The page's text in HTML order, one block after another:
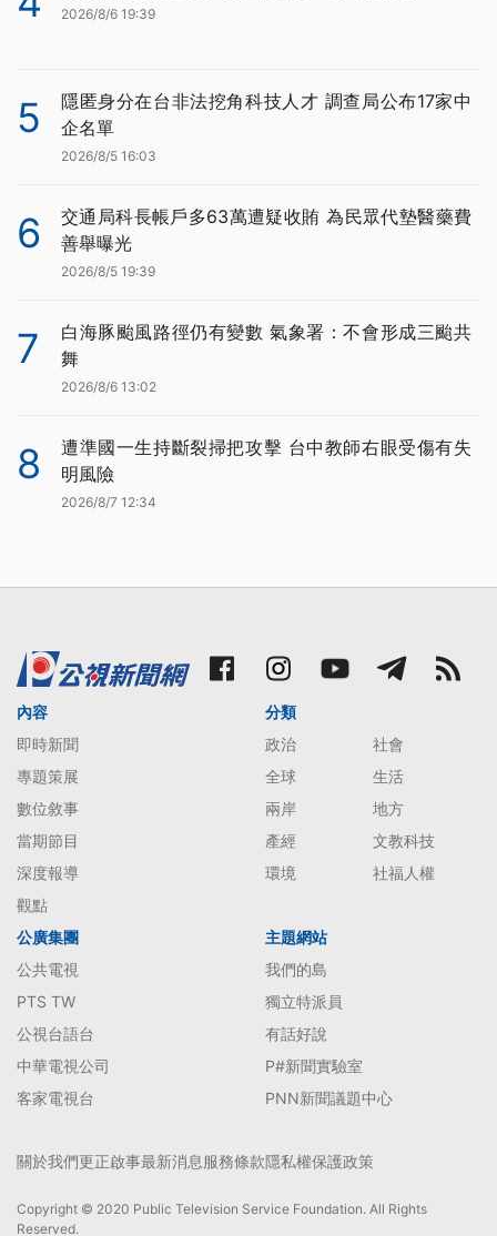
2026/8/6 19:39
5
隱匿身分在台非法挖角科技人才 調查局公布17家中
企名單
2026/8/5 16:03
6
交通局科長帳戶多63萬遭疑收賄 為民眾代墊醫藥費
善舉曝光
2026/8/5 19:39
7
白海豚颱風路徑仍有變數 氣象署：不會形成三颱共
舞
2026/8/6 13:02
8
遭準國一生持斷裂掃把攻擊 台中教師右眼受傷有失
明風險
2026/8/7 12:34
內容
即時新聞
專題策展
數位敘事
當期節目
深度報導
觀點
分類
政治
社會
全球
生活
兩岸
地方
產經
文教科技
環境
社福人權
公廣集團
公共電視
PTS TW
公視台語台
中華電視公司
客家電視台
主題網站
我們的島
獨立特派員
有話好說
P#新聞實驗室
PNN新聞議題中心
關於我們更正啟事最新消息服務條款隱私權保護政策
Copyright © 2020 Public Television Service Foundation. All Rights
Reserved.